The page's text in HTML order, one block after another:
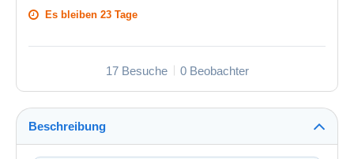
Es bleiben 23 Tage
17 Besuche 0 Beobachter
Beschreibung